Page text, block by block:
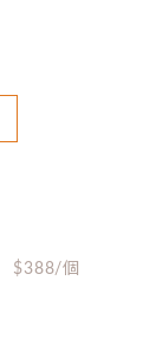
$388/個